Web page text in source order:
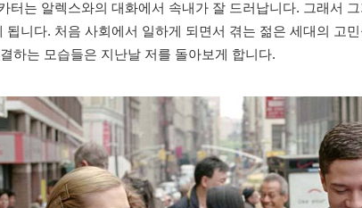
터는 알렉스와의 대화에서 속내가 잘 드러납니다. 그래서
됩니다. 처음 사회에서 일하게 되면서 겪는 젊은 세대의 고
하는 모습들은 지난날 저를 돌아보게 합니다.